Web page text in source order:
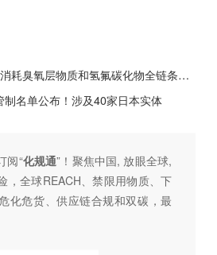
臭氧层物质和氢氟碳化物全链条监管升级
制名单公布！涉及40家日本实体
阅“化规通”！聚焦中国, 放眼全球,
，全球REACH、禁限用物质、下
化危货、供应链合规和双碳，最